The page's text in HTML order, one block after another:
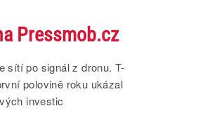
Pressmob.cz
sítí po signál z dronu. T-
polovině roku ukázal
investic